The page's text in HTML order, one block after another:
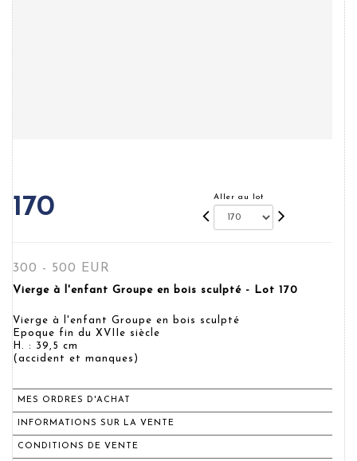
170 Aller au lot
300 - 500 EUR
Vierge à l'enfant Groupe en bois sculpté - Lot 170
Vierge à l'enfant Groupe en bois sculpté
Epoque fin du XVIIe siècle
H. : 39,5 cm
(accident et manques)
MES ORDRES D'ACHAT
INFORMATIONS SUR LA VENTE
CONDITIONS DE VENTE